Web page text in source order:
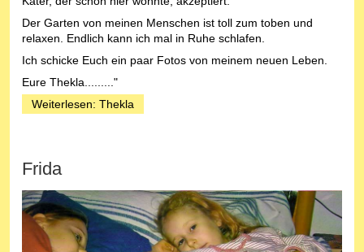
Der Garten von meinen Menschen ist toll zum toben und
relaxen. Endlich kann ich mal in Ruhe schlafen.
Ich schicke Euch ein paar Fotos von meinem neuen Leben.
Eure Thekla........."
Weiterlesen: Thekla
Frida